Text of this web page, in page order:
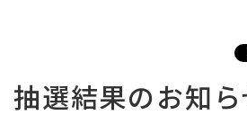
選結果のお知ら